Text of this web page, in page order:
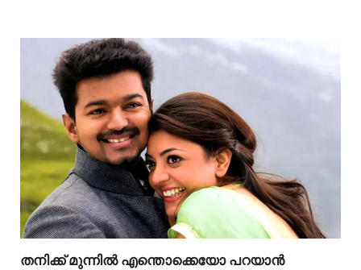
തനിക്ക് മുന്നിൽ എന്തൊക്കെയോ പറയാൻ